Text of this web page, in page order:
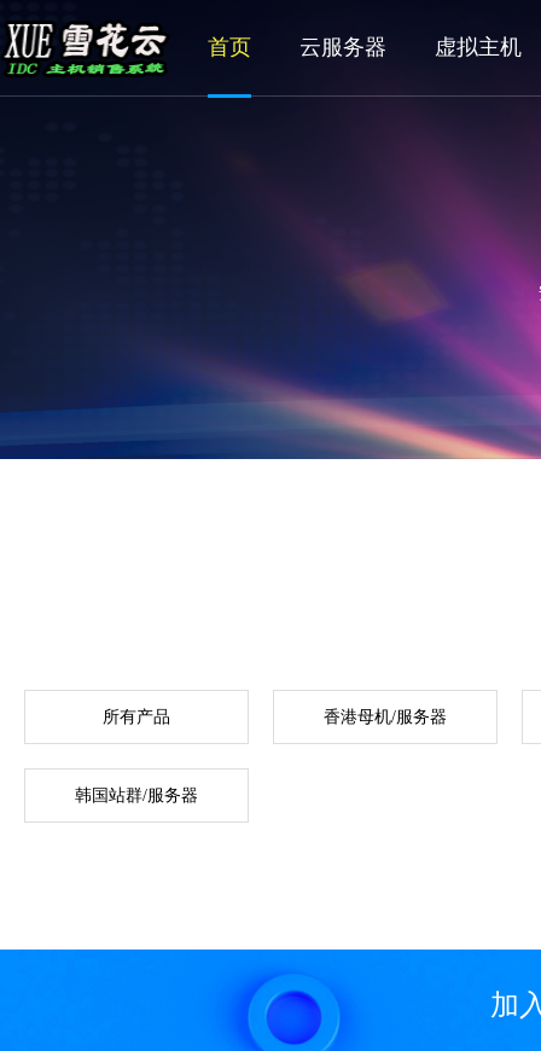
首页 云服务器 虚拟主机
所有产品 香港母机/服务器
韩国站群/服务器
加